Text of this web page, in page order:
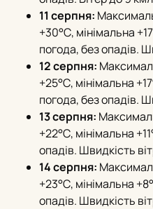
11 серпня:
+30°С, мінімальна
погода, без опадів.
12 серпня:
+25°С, мінімальна
погода, без опадів.
13 серпня:
+22°С, мінімальна
опадів. Швидкість
14 серпня:
+23°С, мінімальна
опадів. Швидкість